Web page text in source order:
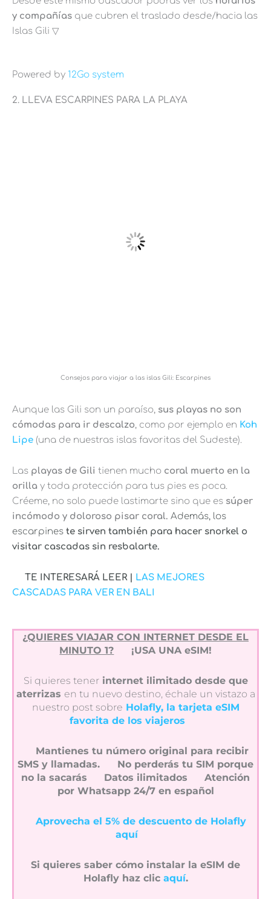
y compañías que cubren el traslado desde/hacia las
Islas Gili ▽
Powered by 12Go system
2. LLEVA ESCARPINES PARA LA PLAYA
Consejos para viajar a las islas Gili: Escarpines
Aunque las Gili son un paraíso, sus playas no son
cómodas para ir descalzo, como por ejemplo en Koh
Lipe (una de nuestras islas favoritas del Sudeste).
Las playas de Gili tienen mucho coral muerto en la
orilla y toda protección para tus pies es poca.
Créeme, no solo puede lastimarte sino que es súper
incómodo y doloroso pisar coral. Además, los
escarpines te sirven también para hacer snorkel o
visitar cascadas sin resbalarte.
TE INTERESARÁ LEER | LAS MEJORES
CASCADAS PARA VER EN BALI
¿QUIERES VIAJAR CON INTERNET DESDE EL
MINUTO 1?
¡USA UNA eSIM!
Si quieres tenerinternet ilimitado desde que
aterrizas en tu nuevo destino, échale un vistazo a
nuestro post sobre Holafly, la tarjeta eSIM
favorita de los viajeros
Mantienes tu número original para recibir
SMS y llamadas.
No perderás tu SIM porque
no la sacarás
Datos ilimitados
Atención
por Whatsapp 24/7 en español
Aprovecha el 5% de descuento de Holafly
aquí
Si quieres saber cómo instalar la eSIM de
Holafly haz clic aquí.